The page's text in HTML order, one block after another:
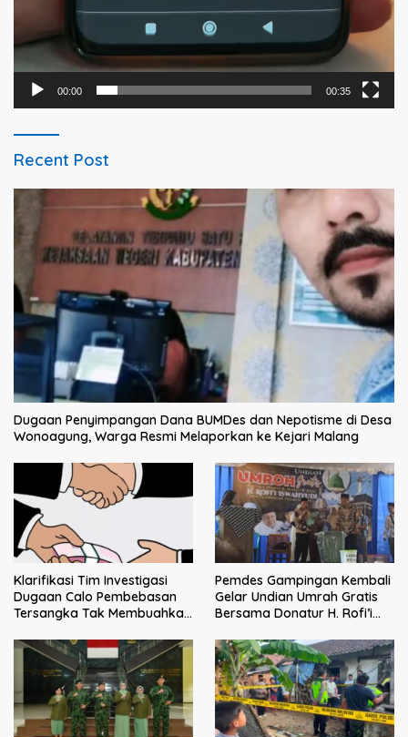
00:00 00:35
Recent Post
Dugaan Penyimpangan Dana BUMDes dan Nepotisme di Desa
Wonoagung, Warga Resmi Melaporkan ke Kejari Malang
Klarifikasi Tim Investigasi
Dugaan Calo Pembebasan
Tersangka Tak Membuahkan
Pemdes Gampingan Kembali
Gelar Undian Umrah Gratis
Bersama Donatur H. Rofi’i
bagi Pejuang Sosial